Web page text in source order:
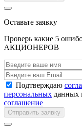
Оставьте заявку
Проверь какие 5
АКЦИОНЕРОВ
Подтверждаю
персональных данных
соглашение
Отправить заявку